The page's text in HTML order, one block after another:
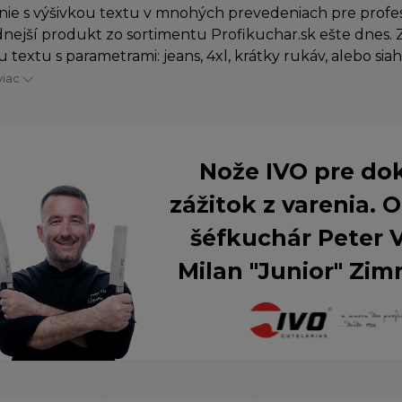
s výšivkou textu v mnohých prevedeniach pre
produkt zo sortimentu Profikuchar.sk ešte dnes.
textu s parametrami: jeans, 4xl, krátky rukáv, alebo
Nože IVO pre
zážitok z varenia.
šéfkuchár Peter
Milan "Junior"